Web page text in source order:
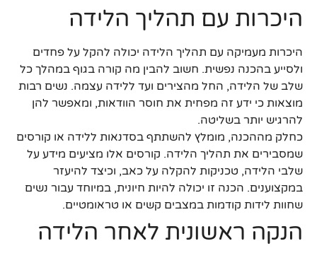
היכרות עם תהליך הלידה
היכרות מעמיקה עם תהליך הלידה יכולה להקל על פחדים
ולסייע בהכנה נפשית. חשוב להבין מה קורה בגוף במהלך כל
שלב של הלידה, החל מהצירים ועד ללידה עצמה. נשים רבות
מוצאות כי ידע זה מפחית את חוסר הוודאות, ומאפשר להן
להרגיש יותר בשליטה.
כחלק מההכנה, מומלץ להשתתף בסדנאות ללידה או קורסים
שמסבירים את תהליך הלידה. קורסים אלו מציעים מידע על
שלבי הלידה, טכניקות להקלה על כאב, וכיצד להיעזר
במקצוענים. הכנה זו יכולה להיות חיונית, במיוחד עבור נשים
שחוות לידות קודמות במצבים קשים או טראומטיים.
הנקה ראשונית לאחר הלידה